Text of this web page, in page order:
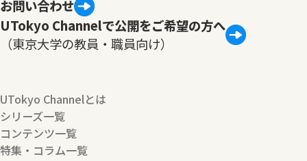
お問い合わせ
UTokyo Channelで公開をご希望の方へ
（東京大学の教員・職員向け）
UTokyo Channelとは
シリーズ一覧
コンテンツ一覧
特集・コラム一覧